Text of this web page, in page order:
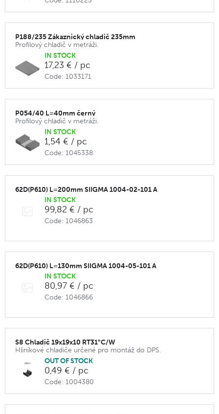
P188/235 Zákaznický chladič 235mm
Profilový chladič v metráži.
IN STOCK
17,23 € / pc
Code: 1033171
P054/40 L=40mm černý
Profilový chladič v metráži.
IN STOCK
1,54 € / pc
Code: 1045338
62D(P610) L=200mm SIIGMA 1004-02-101 A
IN STOCK
99,82 € / pc
Code: 1046863
62D(P610) L=130mm SIIGMA 1004-05-101 A
IN STOCK
80,97 € / pc
Code: 1046866
S8 Chladič 19x19x10 RT31°C/W
Hliníkové chladiče určené pro montáž do DPS.
OUT OF STOCK
0,49 € / pc
Code: 1004380